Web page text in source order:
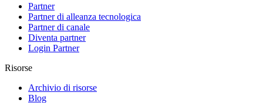
Partner
Partner di alleanza tecnologica
Partner di canale
Diventa partner
Login Partner
Risorse
Archivio di risorse
Blog